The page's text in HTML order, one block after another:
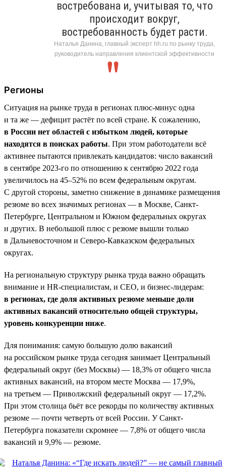
востребована и, учитывая то, что
происходит вокруг,
востребованность будет расти.
Наталья Данина, главный эксперт hh.ru по рынку труда,
руководитель направления клиентской эффективности
Регионы
Ситуация на рынке труда в регионах плюс-минус одна
и та же — дефицит растёт по всей стране. К сожалению,
в России нет областей с избытком людей, которые
находятся в поисках работы. При этом работодатели всё
активнее пытаются привлекать кандидатов: число вакансий
в сентябре 2023-го по отношению к сентябрю 2022 года
увеличилось на 45–52% по всем федеральным округам.
С другой стороны, заметно снижение в динамике размещения
резюме во всех значимых регионах — в Москве, Санкт-
Петербурге, Центральном и Южном федеральных округах
и других. В небольшой плюс с резюме вышли только
в Дальневосточном и Северо-Кавказском федеральных
округах.
На региональную структуру рынка труда важно обращать
внимание и HR-специалистам, и СЕО, и бизнес-лидерам:
в регионах, где доля активных резюме меньше доли
активных вакансий относительно общей структуры,
уровень конкуренции ниже.
Для понимания: самую большую долю вакансий
на российском рынке труда сегодня занимает Центральный
федеральный округ (без Москвы) — 18,3% от общего числа
активных вакансий, на втором месте Москва — 17,9%,
на третьем — Приволжский федеральный округ — 17,2%.
При этом столица бьёт все рекорды по количеству активных
резюме — почти четверть от всей России. У Санкт-
Петербурга показатели скромнее — 7,8% от общего числа
вакансий и 9,9% — резюме.